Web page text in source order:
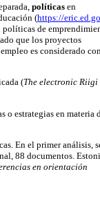
políticas en
(https://
políticas de
que los proyectos
es considerado
(The electronic Riigi
o estrategias en materia
En el primer análisis,
88 documentos.
en orientación